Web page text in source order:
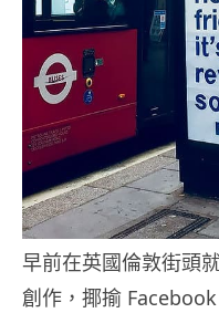
早前在英國倫敦街頭
創作，揶揄